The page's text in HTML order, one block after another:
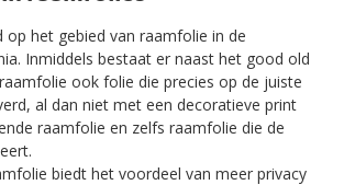
op het gebied van raamfolie in de
Inmiddels bestaat er naast het good old
ook folie die precies op de juiste
al dan niet met een decoratieve print
raamfolie en zelfs raamfolie die de
biedt het voordeel van meer privacy